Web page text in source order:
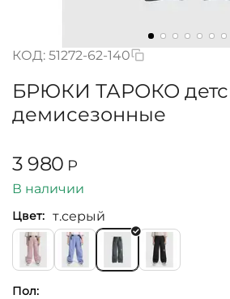
КОД: 51272-62-140
БРЮКИ ТАРОКО
демисезонные
3 980 Р
В наличии
Цвет: т.серый
Пол: